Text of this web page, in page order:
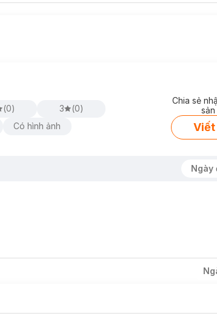
(0) 3 (0)
Có hình ảnh
Chia sẻ
Viết
Ngày